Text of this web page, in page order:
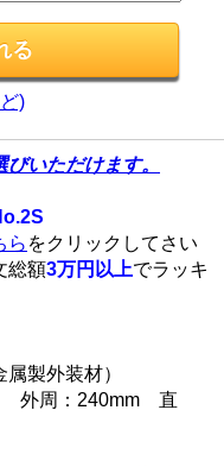
)
いただけます。
ら をクリックしてさい
総額3万円以上でラッキ
製外装材）
外周：240mm 直